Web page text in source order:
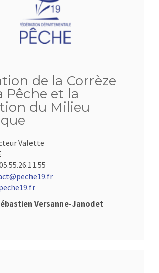
de la Corrèze
Pêche et la
du Milieu
Valette
Versanne-Janodet